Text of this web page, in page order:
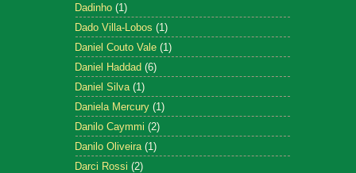
Dadinho (1)
Dado Villa-Lobos (1)
Daniel Couto Vale (1)
Daniel Haddad (6)
Daniel Silva (1)
Daniela Mercury (1)
Danilo Caymmi (2)
Danilo Oliveira (1)
Darci Rossi (2)